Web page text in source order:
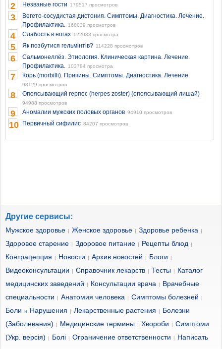
2 Незваные гости 179517 просмотров
3
Вегето-сосудистая дистония. Симптомы. Диагностика. Лечение.
Профилактика. 168039 просмотров
4 Слабость в ногах 122033 просмотра
5 Як позбутися гельмінтів? 114228 просмотров
6
Сальмонеллёз. Этиология. Клиническая картина. Лечение.
Профилактика. 103784 просмотра
7 Корь (morbilli). Причины. Симптомы. Диагностика. Лечение.
98129 просмотров
8 Опоясывающий герпес (herpes zoster) (опоясывающий лишай)
94988 просмотров
9 Аномалии мужских половых органов 94910 просмотров
10 Первичный сифилис 84207 просмотров
Другие сервисы:
Мужское здоровье | Женское здоровье | Здоровье ребенка |
Здоровое старение | Здоровое питание | Рецепты блюд |
Контрацепция | Новости | Архив новостей | Блоги |
Видеоконсультации | Справочник лекарств | Тесты |
Каталог
медицинских заведений
| Консультации врача |
Врачебные
специальности
| Анатомия человека | Симптомы болезней |
Боли и Нарушения | Лекарственные растения |
Болезни
(Заболевания)
| Медицинские термины | Хвороби | Симптоми
(Укр. версія)
| Болі | Ограничение ответственности |
Написать